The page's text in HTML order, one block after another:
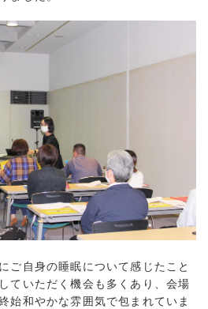
自身の睡眠について感じたこと
ていただく機会も多くあり、会場
始和やかな雰囲気で包まれていま